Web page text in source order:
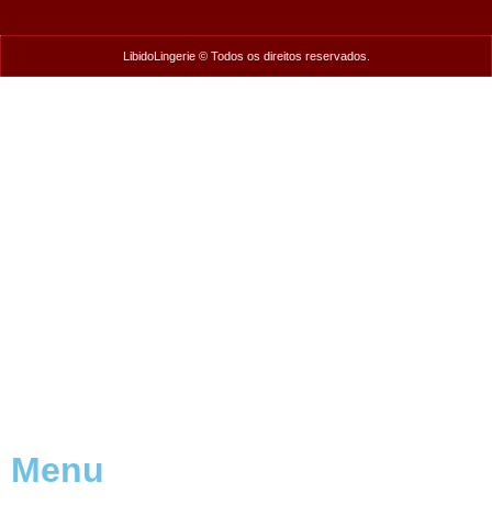
LibidoLingerie © Todos os direitos reservados.
Menu